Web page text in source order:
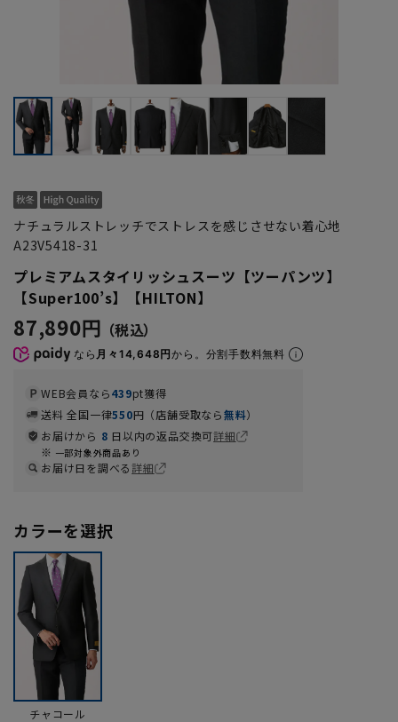
ナチュラルストレッチでストレスを感じさせない着心地
A23V5418-31
プレミアムスタイリッシュスーツ【ツーパンツ】
【Super100’s】【HILTON】
87,890円
なら 月々14,648円から。分割手数料無料
WEB会員なら439pt獲得
送料 全国一律550円（店舗受取なら無料）
お届けから 8 日以内の返品交換可詳細
一部対象外商品あり
お届け日を調べる詳細
カラーを選択
チャコール